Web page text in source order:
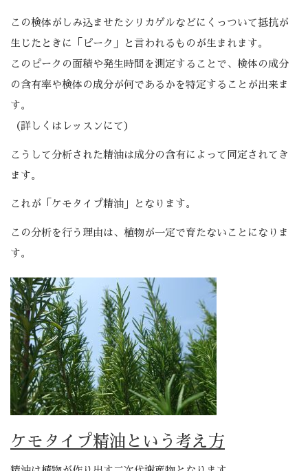
この検体がしみ込ませたシリカゲルなどにくっついて抵抗が
生じたときに「ピーク」と言われるものが生まれます。
このピークの面積や発生時間を測定することで、検体の成分
の含有率や検体の成分が何であるかを特定することが出来ま
す。
（詳しくはレッスンにて）
こうして分析された精油は成分の含有によって同定されてき
ます。
これが「ケモタイプ精油」となります。
この分析を行う理由は、植物が一定で育たないことになりま
す。
ケモタイプ精油という考え方